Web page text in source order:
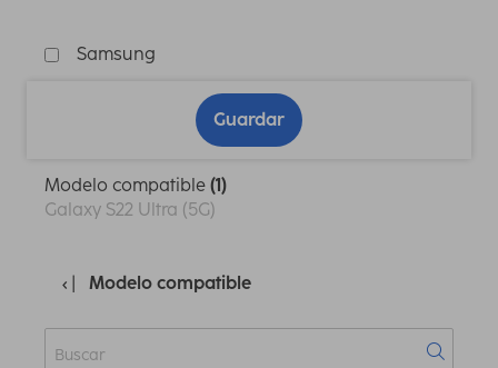
Samsung
Guardar
Modelo compatible (1)
Galaxy S22 Ultra (5G)
Modelo compatible